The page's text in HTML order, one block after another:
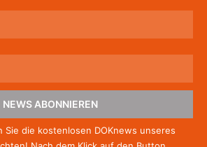
NEWS ABONNIEREN
die kostenlosen DOKnews unseres